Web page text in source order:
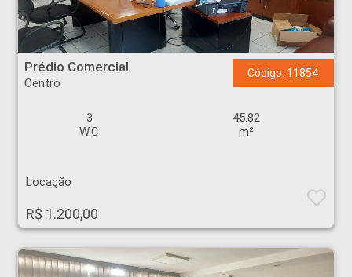
Prédio Comercial - Centro - Ribeirão Preto
Prédio Comercial
Centro
Código: 11854
3
W.C
45.82
m²
Locação
R$ 1.200,00